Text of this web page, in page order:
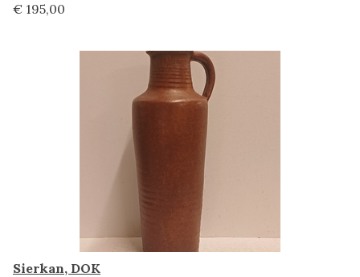
€ 195,00
Sierkan, DOK